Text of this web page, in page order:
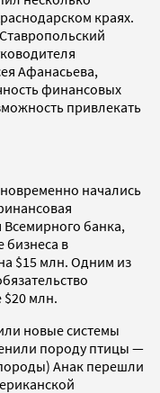
краях.
Афанасьева,
финансовых
привлекать
начались
банка,
в
$15 млн. Одним из
$20 млн.
новые системы
породу птицы —
Анак перешли